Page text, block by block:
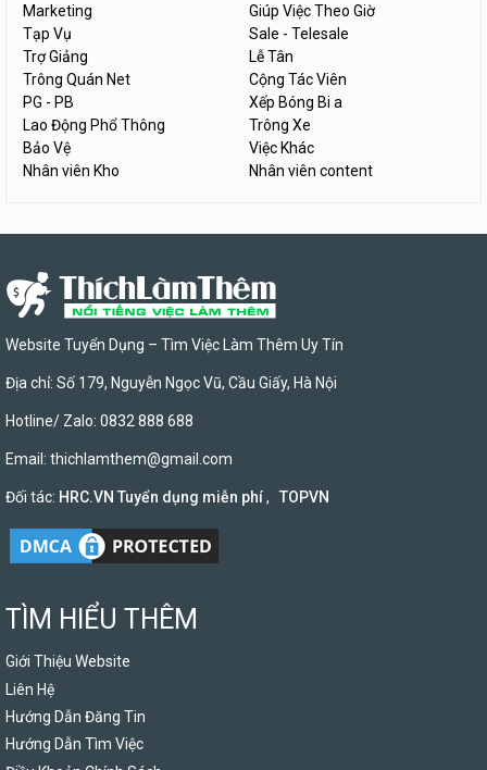
Marketing
Giúp Việc Theo Giờ
Tạp Vụ
Sale - Telesale
Trợ Giảng
Lễ Tân
Trông Quán Net
Cộng Tác Viên
PG - PB
Xếp Bóng Bi a
Lao Động Phổ Thông
Trông Xe
Bảo Vệ
Việc Khác
Nhân viên Kho
Nhân viên content
Website Tuyển Dụng – Tìm Việc Làm Thêm Uy Tín
Địa chỉ: Số 179, Nguyễn Ngọc Vũ, Cầu Giấy, Hà Nội
Hotline/ Zalo: 0832 888 688
Email: thichlamthem@gmail.com
Đối tác: HRC.VN Tuyển dụng miễn phí, TOPVN
TÌM HIỂU THÊM
Giới Thiệu Website
Liên Hệ
Hướng Dẫn Đăng Tin
Hướng Dẫn Tìm Việc